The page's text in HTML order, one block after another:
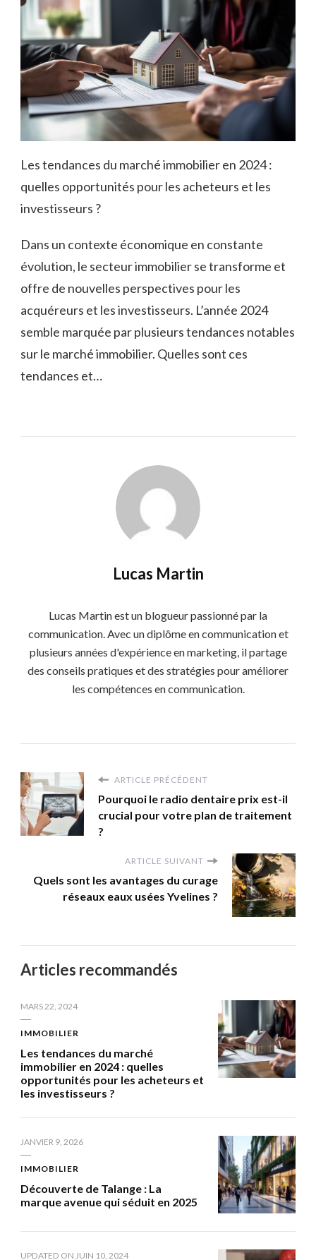
Les tendances du marché immobilier en 2024 :
quelles opportunités pour les acheteurs et les
investisseurs ?
Dans un contexte économique en constante
évolution, le secteur immobilier se transforme et
offre de nouvelles perspectives pour les
acquéreurs et les investisseurs. L’année 2024
semble marquée par plusieurs tendances notables
sur le marché immobilier. Quelles sont ces
tendances et…
Lucas Martin
Lucas Martin est un blogueur passionné par la
communication. Avec un diplôme en communication et
plusieurs années d'expérience en marketing, il partage
des conseils pratiques et des stratégies pour améliorer
les compétences en communication.
ARTICLE PRÉCÉDENT
Pourquoi le radio dentaire prix est-il
crucial pour votre plan de traitement
?
ARTICLE SUIVANT
Quels sont les avantages du curage
réseaux eaux usées Yvelines ?
Articles recommandés
MARS 22, 2024
IMMOBILIER
Les tendances du marché
immobilier en 2024 : quelles
opportunités pour les acheteurs et
les investisseurs ?
JANVIER 9, 2026
IMMOBILIER
Découverte de Talange : La
marque avenue qui séduit en 2025
UPDATED ON JUIN 10, 2024